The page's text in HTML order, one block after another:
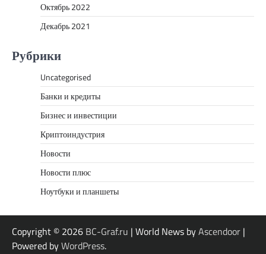
Октябрь 2022
Декабрь 2021
Рубрики
Uncategorised
Банки и кредиты
Бизнес и инвестиции
Криптоиндустрия
Новости
Новости плюс
Ноутбуки и планшеты
Copyright © 2026 BC-Graf.ru | World News byAscendoor |
Powered byWordPress.